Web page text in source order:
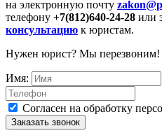
на электронную почту
телефону +7(812)640-24-28 или
консультацию к юристам.
Нужен юрист? Мы перезвоним!
Имя:
Согласен на обработку
Заказать звонок